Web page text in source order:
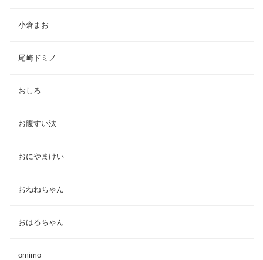
小倉まお
尾崎ドミノ
おしろ
お腹すい汰
おにやまけい
おねねちゃん
おはるちゃん
omimo